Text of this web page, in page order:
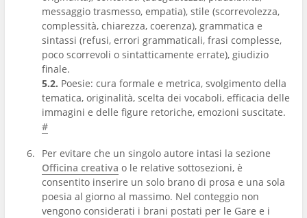
messaggio trasmesso, empatia), stile (scorrevolezza,
complessità, chiarezza, coerenza), grammatica e
sintassi (refusi, errori grammaticali, frasi complesse,
poco scorrevoli o sintatticamente errate), giudizio
finale.
5.2. Poesie: cura formale e metrica, svolgimento della
tematica, originalità, scelta dei vocaboli, efficacia delle
immagini e delle figure retoriche, emozioni suscitate.
#
Per evitare che un singolo autore intasi la sezione
Officina creativa o le relative sottosezioni, è
consentito inserire un solo brano di prosa e una sola
poesia al giorno al massimo. Nel conteggio non
vengono considerati i brani postati per le Gare e i